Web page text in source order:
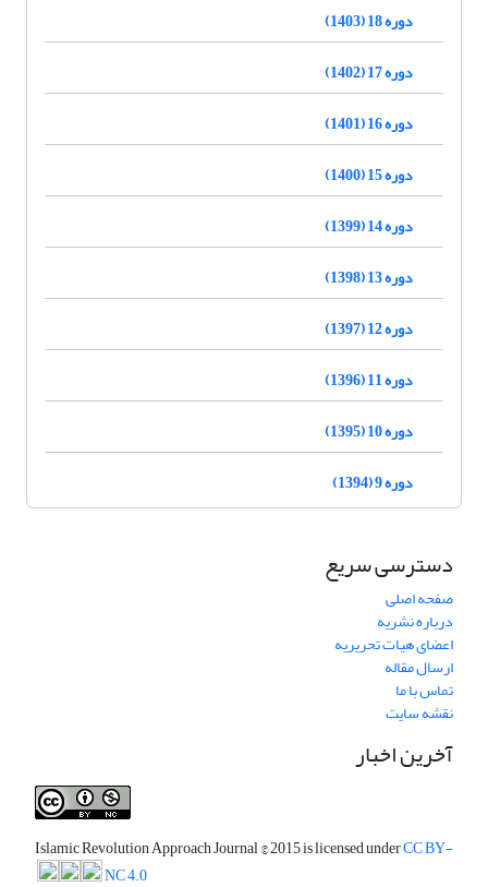
دوره 18 (1403)
دوره 17 (1402)
دوره 16 (1401)
دوره 15 (1400)
دوره 14 (1399)
دوره 13 (1398)
دوره 12 (1397)
دوره 11 (1396)
دوره 10 (1395)
دوره 9 (1394)
دسترسی سریع
صفحه اصلی
درباره نشریه
اعضای هیات تحریریه
ارسال مقاله
تماس با ما
نقشه سایت
آخرین اخبار
Islamic Revolution Approach Journal© 2015 is licensed underCC BY-
NC 4.0